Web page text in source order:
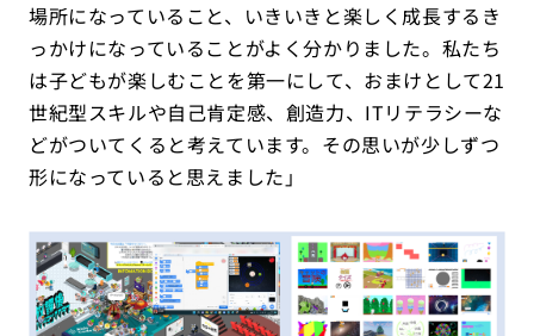
場所になっていること、いきいきと楽しく成長するき
っかけになっていることがよく分かりました。私たち
は子どもが楽しむことを第一にして、おまけとして21
世紀型スキルや自己肯定感、創造力、ITリテラシーな
どがついてくると考えています。その思いが少しずつ
形になっていると思えました」